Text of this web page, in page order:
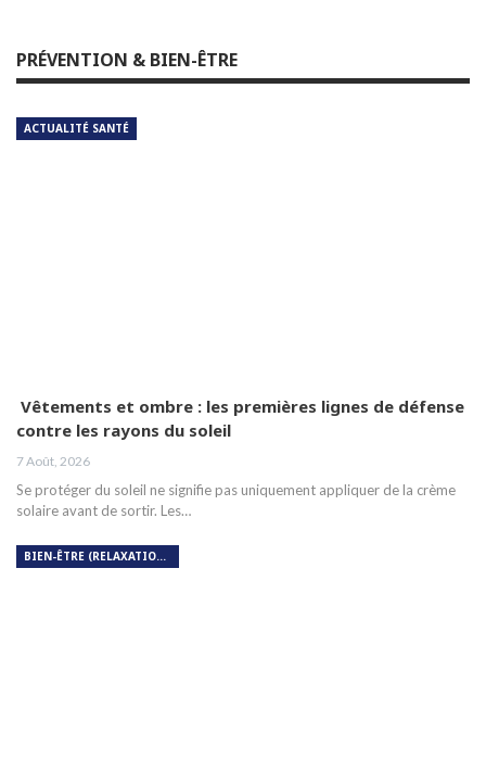
PRÉVENTION & BIEN-ÊTRE
ACTUALITÉ SANTÉ
Vêtements et ombre : les premières lignes de défense
contre les rayons du soleil
7 Août, 2026
Se protéger du soleil ne signifie pas uniquement appliquer de la crème
solaire avant de sortir. Les…
BIEN-ÊTRE (RELAXATION, MÉDITATION, SOIN DU CORPS)